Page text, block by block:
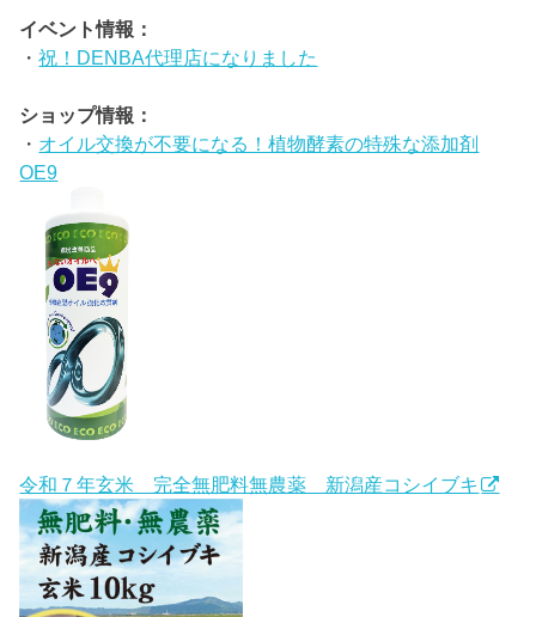
イベント情報：
・祝！DENBA代理店になりました
ショップ情報：
・ オイル交換が不要になる！植物酵素の特殊な添加剤
OE9
令和７年玄米 完全無肥料無農薬 新潟産コシイブキ